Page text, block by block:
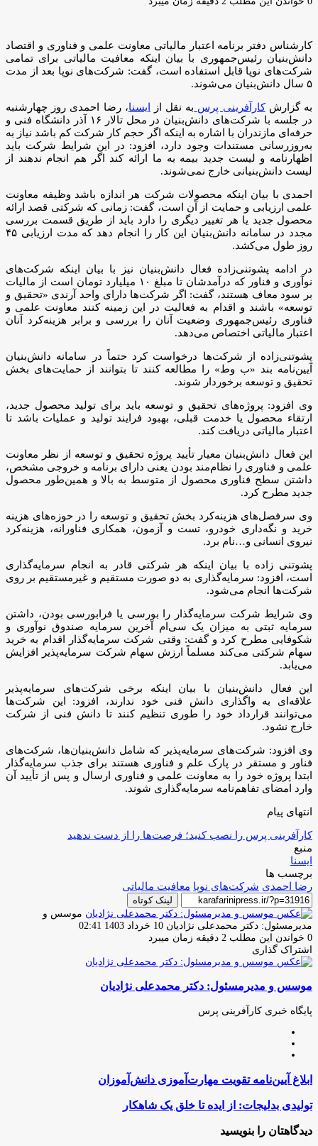
کارشناس دفتر برنامه اعتبار مالیاتی معاونت علمی و فناوری و اقتصاد
دانش‌بنیان رئیس‌جمهوری با بیان اینکه معافیت مالیاتی برای تمامی
شرکت‌های نوپا قابل استفاده است، گفت: شرکت‌های نوپا بعد از مدت
۵ سال دانش‌بنیان می‌شوند.
به گزارشکارآفرینی پرس به نقل از ایسنا، رضا احمدی روز چهارشنبه
در جلسه با شرکت‌های دانش‌بنیان در محل تالار ۱۶ آذر دانشگاه فنی‌ و
حرفه‌ای مازندران با اشاره به اینکه اگر حجم کار شرکت کم باشد نیاز به
به‌روزرسانی مستندات وجود دارد، افزود: در این شرایط شرکت باید
اظهارنامه و لیست جدید بیمه به ما ارائه کند اگر هم انجام ندهند از
لیست دانش‌بنیانی خارج نمی‌شوند.
احمدی با بیان اینکه محصولات شرکت هر اندازه باشد وظیفه معاونت
علمی ارزیابی و حمایت از آن است، گفت: زمانی که شرکتی قصد ارائه
محصول جدید یا هر تغییر دیگری را دارد باید از طریق قسمت بررسی
مجدد در سامانه دانش‌بنیان این کار را انجام دهد که مدت ارزیابی ۴۵
روز طول می‌کشد.
در ادامه پشوتنی‌زاده فعال دانش‌بنیان نیز با بیان اینکه شرکت‌های
نوآوری و فناور که درآمدشان تا مبلغ ۱۰ میلیارد تومان است از مالیات
بر سود معاف هستند، گفت: اگر شرکت‌ها دارای واحد آرندی «تحقیق و
توسعه» باشند و اقدام به فعالیت در این زمینه کنند معاونت علمی و
فناوری رئیس‌جمهوری وضعیت آنان را بررسی و برابر هزینه‌کرد آنان
اعتبار مالیاتی اختصاص می‌دهد.
پشوتنی‌زاده از شرکت‌ها درخواست کرد حتماً در سامانه دانش‌بنیان
آیین‌نامه بند «ب وط» را مطالعه کنند تا بتوانند از حمایت‌های بخش
تحقیق و توسعه برخوردار شوند.
وی افزود: پروژه‌های تحقیق و توسعه باید برای تولید محصول جدید،
ارتقاء محصول یا خدمت قبلی، بهبود فرایند تولید و عملیات باشد تا
اعتبار مالیاتی دریافت کند.
این فعال دانش‌بنیان معیار تأیید پروژه تحقیق و توسعه از نظر معاونت
علمی و فناوری را نظام‌مند بودن یعنی دارای برنامه و خروجی مشخص،
داشتن سطح فناوری محصول از متوسط به بالا و همین‌طور محصول
جدید مطرح کرد.
وی سرفصل‌های هزینه‌کرد بخش تحقیق و توسعه را در حوزه‌های هزینه
خرید و نگه‌داری خودرو، تست و آزمون، همکاری فناورانه، هزینه‌کرد
نیروی انسانی و…نام برد.
پشوتنی زاده با بیان اینکه هر شرکتی قادر به انجام سرمایه‌گذاری
است، افزود: سرمایه‌گذاری به دو صورت مستقیم و غیرمستقیم بر روی
شرکت‌ها انجام می‌شود.
وی شرایط شرکت سرمایه‌گذار را بورسی یا فرابورسی بودن، داشتن
سرمایه ثبتی به میزان یک سی‌ام آخرین سرمایه صندوق نوآوری و
شکوفایی مطرح کرد و گفت: وقتی شرکت سرمایه‌گذار اقدام به خرید
سهام شرکتی می‌کند مسلماً ارزش سهام شرکت سرمایه‌پذیر افزایش
می‌یابد.
این فعال دانش‌بنیان با بیان اینکه برخی شرکت‌های سرمایه‌پذیر
علاقه‌ای به واگذاری دانش فنی خود ندارند، افزود: این شرکت‌ها
می‌توانند قرارداد خود را طوری تنظیم کنند تا دانش فنی از شرکت
خارج نشود.
وی افزود: شرکت‌های سرمایه‌پذیر که شامل دانش‌بنیان‌ها، شرکت‌های
فناور و مستقر در پارک علم و فناوری هستند برای جذب سرمایه‌گذار
ابتدا پروژه خود را به معاونت علمی و فناوری ارسال و پس از تأیید آن
وارد امضای تفاهم‌نامه سرمایه‌گذاری شوند.
انتهای پیام
کارآفرینی پرس را نصب کنید؛ فرصت‌ها را از دست ندهید
منبع
ایسنا
برچسب ها
رضا احمدی شرکت‌های نوپا معافیت مالیاتی
لینک کوتاه
موسس و
مدیرمسئول: دکتر محمدعلی نژادیان ارسال
ایمیل
10 خرداد 1403 02:41
0 خواندن این مطلب 2 دقیقه زمان میبرد
اشتراک گذاری
فیس
توئیتر
لینکدین
واتس
تلگرام
اشتراک
از
ایمیل
چاپ
موسس و مدیرمسئول: دکتر محمدعلی نژادیان
پایگاه خبری کارآفرینی پرس
ابلاغ
آیین‌نامه
تقویت
مهارت‌آموزی
دانش‌آموزان
ابلاغ آیین‌نامه تقویت مهارت‌آموزی دانش‌آموزان
تولیدی
از
تولیدی بدلیجات: از ایده تا خلق یک شاهکار
دیدگاهتان را بنویسید